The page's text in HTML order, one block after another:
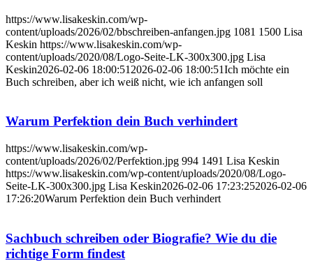
https://www.lisakeskin.com/wp-
content/uploads/2026/02/bbschreiben-anfangen.jpg 1081 1500 Lisa
Keskin https://www.lisakeskin.com/wp-
content/uploads/2020/08/Logo-Seite-LK-300x300.jpg Lisa
Keskin2026-02-06 18:00:51 2026-02-06 18:00:51Ich möchte ein
Buch schreiben, aber ich weiß nicht, wie ich anfangen soll
Warum Perfektion dein Buch verhindert
https://www.lisakeskin.com/wp-
content/uploads/2026/02/Perfektion.jpg 994 1491 Lisa Keskin
https://www.lisakeskin.com/wp-content/uploads/2020/08/Logo-
Seite-LK-300x300.jpg Lisa Keskin2026-02-06 17:23:252026-02-06
17:26:20Warum Perfektion dein Buch verhindert
Sachbuch schreiben oder Biografie? Wie du die
richtige Form findest